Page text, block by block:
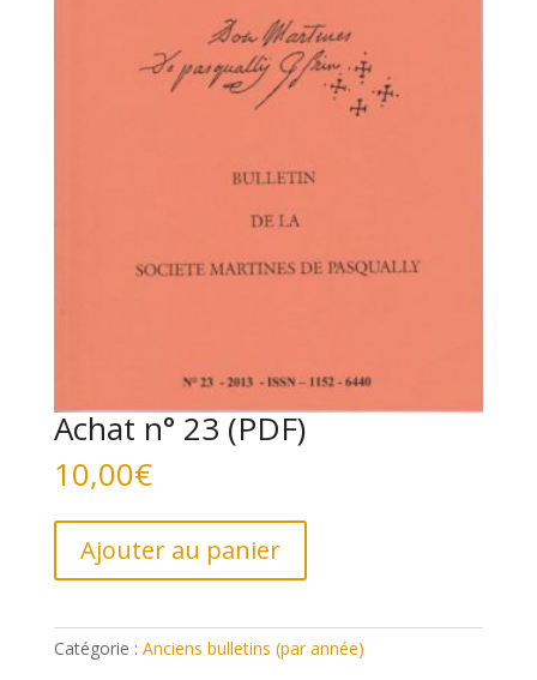
Achat n° 23 (PDF)
10,00€
quantité
Achat
23
(PDF)
Ajouter au panier
t
r
Catégorie : Anciens bulletins (par année)